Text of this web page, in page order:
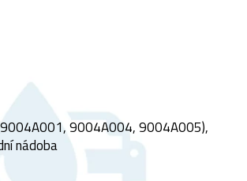
9004A004, 9004A005),
nádoba